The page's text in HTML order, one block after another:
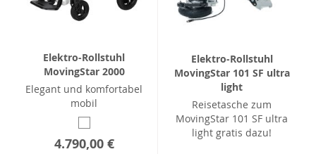
Elektro-Rollstuhl
MovingStar 2000
Elegant und komfortabel
mobil
4.790,00 €
Elektro-Rollstuhl
MovingStar 101 SF ultra
light
Reisetasche zum
MovingStar 101 SF ultra
light gratis dazu!